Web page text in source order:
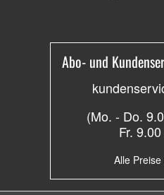
Abo- und
(Mo. - Do.
Fr.
Alle